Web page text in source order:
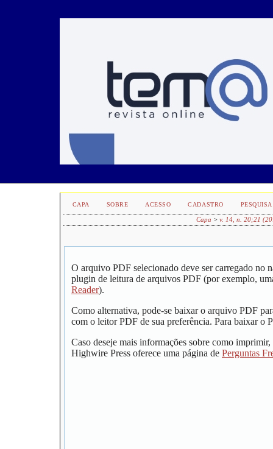
CAPA SOBRE ACESSO CADASTRO PESQUISA
Capa >v. 14, n. 20;21
O arquivo PDF selecionado deve ser carregado no
plugin de leitura de arquivos PDF (por exemplo,
Reader).
Como alternativa, pode-se baixar o arquivo PDF
com o leitor PDF de sua preferência. Para baixar o
Caso deseje mais informações sobre como
Highwire Press oferece uma página de Perguntas